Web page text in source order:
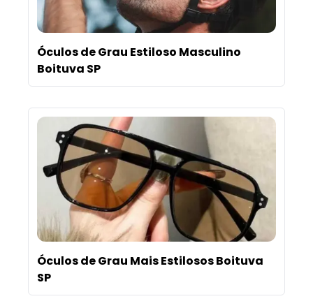
Óculos de Grau Estiloso Masculino
Boituva SP
Óculos de Grau Mais Estilosos Boituva
SP